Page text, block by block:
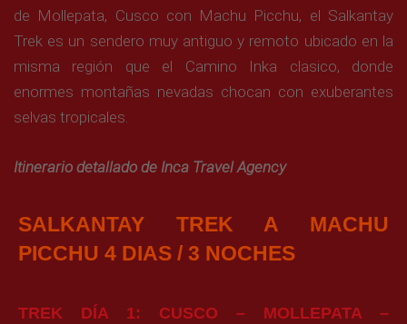
de Mollepata, Cusco con Machu Picchu, el Salkantay
Trek es un sendero muy antiguo y remoto ubicado en la
misma región que el Camino Inka clasico, donde
enormes montañas nevadas chocan con exuberantes
selvas tropicales.
Itinerario detallado de Inca Travel Agency
SALKANTAY TREK A MACHU
PICCHU 4 DIAS / 3 NOCHES
TREK DÍA 1: CUSCO – MOLLEPATA –